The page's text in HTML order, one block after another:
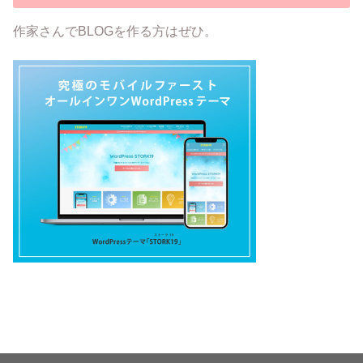
作家さんでBLOGを作る方はぜひ。